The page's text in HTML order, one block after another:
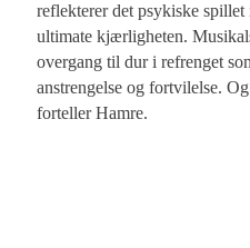
reflekterer det psykiske
ultimate kjærligheten.
overgang til dur i refrenget
anstrengelse og fortvilelse.
forteller Hamre.